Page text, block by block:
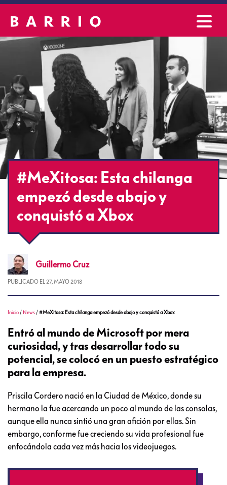
#MeXitosa: Esta chilanga
empezó desde abajo y
conquistó a Xbox
Guillermo Cruz
PUBLICADO EL 27, MAYO 2018
Inicio / News /#MeXitosa: Esta chilanga empezó desde abajo y conquistó a Xbox
Entró al mundo de Microsoft por mera
curiosidad, y tras desarrollar todo su
potencial, se colocó en un puesto estratégico
para la empresa.
Priscila Cordero nació en la Ciudad de México, donde su
hermano la fue acercando un poco al mundo de las consolas,
aunque ella nunca sintió una gran afición por ellas. Sin
embargo, conforme fue creciendo su vida profesional fue
enfocándola cada vez más hacia los videojuegos.